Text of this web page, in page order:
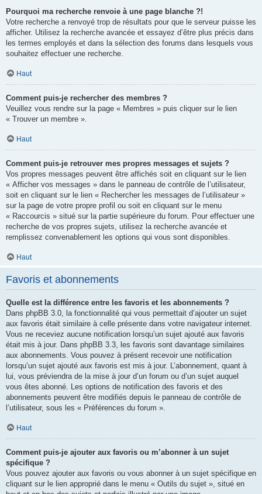
Pourquoi ma recherche renvoie à une page blanche ?!
Votre recherche a renvoyé trop de résultats pour que le serveur puisse les
afficher. Utilisez la recherche avancée et essayez d’être plus précis dans
les termes employés et dans la sélection des forums dans lesquels vous
souhaitez effectuer une recherche.
Haut
Comment puis-je rechercher des membres ?
Veuillez vous rendre sur la page « Membres » puis cliquer sur le lien
« Trouver un membre ».
Haut
Comment puis-je retrouver mes propres messages et sujets ?
Vos propres messages peuvent être affichés soit en cliquant sur le lien
« Afficher vos messages » dans le panneau de contrôle de l’utilisateur,
soit en cliquant sur le lien « Rechercher les messages de l’utilisateur »
sur la page de votre propre profil ou soit en cliquant sur le menu
« Raccourcis » situé sur la partie supérieure du forum. Pour effectuer une
recherche de vos propres sujets, utilisez la recherche avancée et
remplissez convenablement les options qui vous sont disponibles.
Haut
Favoris et abonnements
Quelle est la différence entre les favoris et les abonnements ?
Dans phpBB 3.0, la fonctionnalité qui vous permettait d’ajouter un sujet
aux favoris était similaire à celle présente dans votre navigateur internet.
Vous ne receviez aucune notification lorsqu’un sujet ajouté aux favoris
était mis à jour. Dans phpBB 3.3, les favoris sont davantage similaires
aux abonnements. Vous pouvez à présent recevoir une notification
lorsqu’un sujet ajouté aux favoris est mis à jour. L’abonnement, quant à
lui, vous préviendra de la mise à jour d’un forum ou d’un sujet auquel
vous êtes abonné. Les options de notification des favoris et des
abonnements peuvent être modifiés depuis le panneau de contrôle de
l’utilisateur, sous les « Préférences du forum ».
Haut
Comment puis-je ajouter aux favoris ou m’abonner à un sujet
spécifique ?
Vous pouvez ajouter aux favoris ou vous abonner à un sujet spécifique en
cliquant sur le lien approprié dans le menu « Outils du sujet », situé en